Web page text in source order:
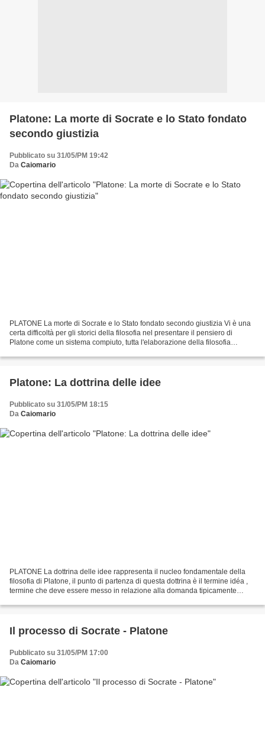
Platone: La morte di Socrate e lo Stato fondato
secondo giustizia
Pubblicato su 31/05/PM 19:42
Da Caiomario
PLATONE La morte di Socrate e lo Stato fondato secondo giustizia Vi è una
certa difficoltà per gli storici della filosofia nel presentare il pensiero di
Platone come un sistema compiuto, tutta l'elaborazione della filosofia
Platone: La dottrina delle idee
Pubblicato su 31/05/PM 18:15
Da Caiomario
PLATONE La dottrina delle idee rappresenta il nucleo fondamentale della
filosofia di Platone, il punto di partenza di questa dottrina è il termine idéa ,
termine che deve essere messo in relazione alla domanda tipicamente
Il processo di Socrate - Platone
Pubblicato su 31/05/PM 17:00
Da Caiomario